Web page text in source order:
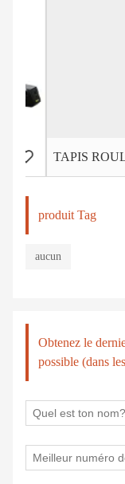
produit Tag
aucun
Obtenez le
possible (dans